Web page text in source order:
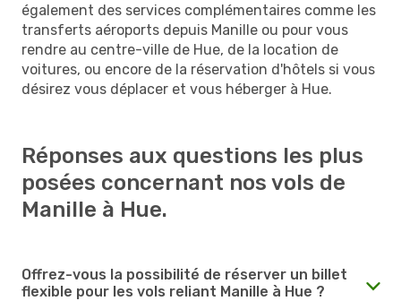
également des services complémentaires comme les
transferts aéroports depuis Manille ou pour vous
rendre au centre-ville de Hue, de la location de
voitures, ou encore de la réservation d'hôtels si vous
désirez vous déplacer et vous héberger à Hue.
Réponses aux questions les plus
posées concernant nos vols de
Manille à Hue.
Offrez-vous la possibilité de réserver un billet
flexible pour les vols reliant Manille à Hue ?